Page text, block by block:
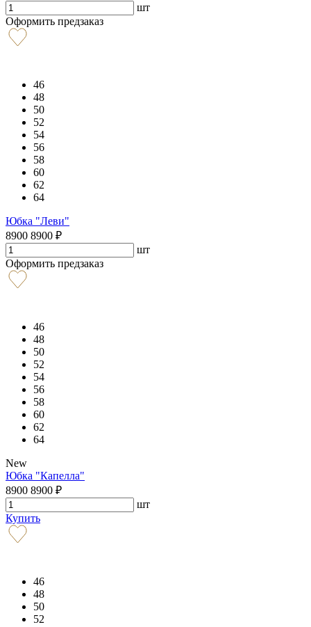
шт
Оформить предзаказ
46
48
50
52
54
56
58
60
62
64
Юбка "Леви"
8900 8900 ₽
шт
Оформить предзаказ
46
48
50
52
54
56
58
60
62
64
New
Юбка "Капелла"
8900 8900 ₽
шт
Купить
46
48
50
52